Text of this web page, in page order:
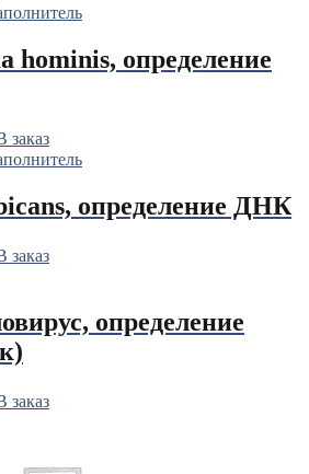
hominis, определение
заказ
определение ДНК
заказ
определение
заказ